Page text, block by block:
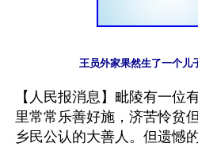
【人民报消息】毗陵有一位
里常常乐善好施，济苦怜贫
乡民公认的大善人。但遗憾